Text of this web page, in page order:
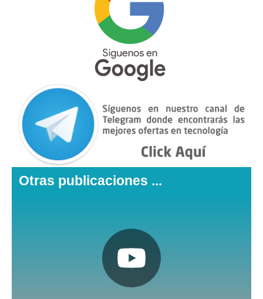
Otras publicaciones ...
Pulsa aquí